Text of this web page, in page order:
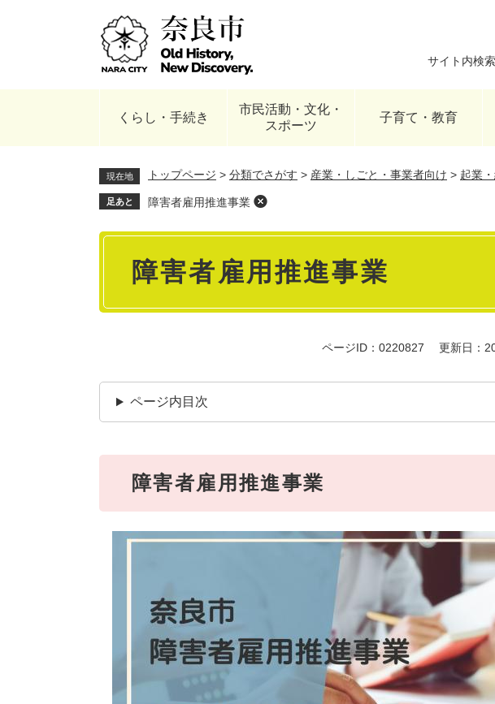
サイト内検索
くらし・手続き
市民活動・文化・
スポーツ
子育て・教育
現在地 トップページ > 分類でさがす > 産業・しごと・事業者向け > 起業
足あと 障害者雇用推進事業
本
障害者雇用推進事業
ページID：0220827 更新日：
ページ内目次
障害者雇用推進事業